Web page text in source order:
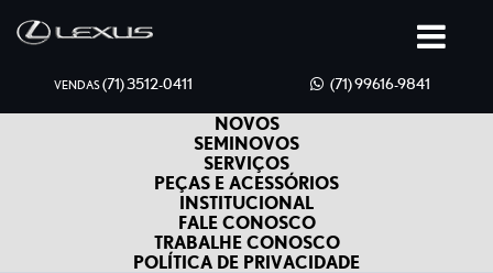
VENDAS(71) 3512-0411 (71) 99616-9841
NOVOS
SEMINOVOS
SERVIÇOS
PEÇAS E ACESSÓRIOS
INSTITUCIONAL
FALE CONOSCO
TRABALHE CONOSCO
POLÍTICA DE PRIVACIDADE